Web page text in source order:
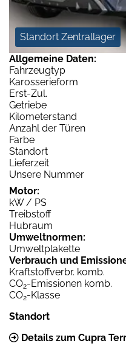
Standort Zentrallager
Allgemeine Daten:
Fahrzeugtyp
Karosserieform
Erst-Zul.
Getriebe
Kilometerstand
Anzahl der Türen
Farbe
Standort
Lieferzeit
Unsere Nummer
Motor:
kW / PS
Treibstoff
Hubraum
Umweltnormen:
Umweltplakette
Verbrauch und
Kraftstoffverbr. komb.
CO2-Emissionen komb.
CO2-Klasse
Standort
Details zum Cupra